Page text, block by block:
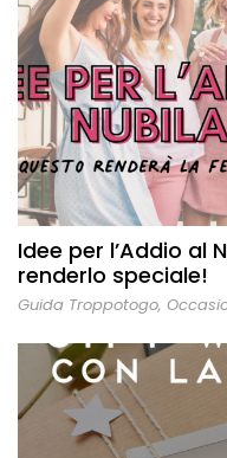
Idee per l’Addio al
renderlo speciale!
Guida Troppotogo,